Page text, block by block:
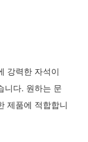
강력한 자석이
니다. 원하는 문
제품에 적합합니